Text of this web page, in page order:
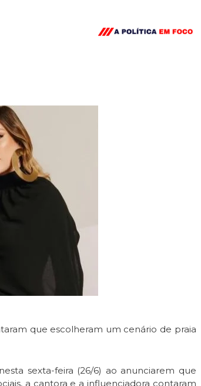
que escolheram um cenário de praia
sexta-feira (26/6) ao anunciarem que
a cantora e a influenciadora contaram